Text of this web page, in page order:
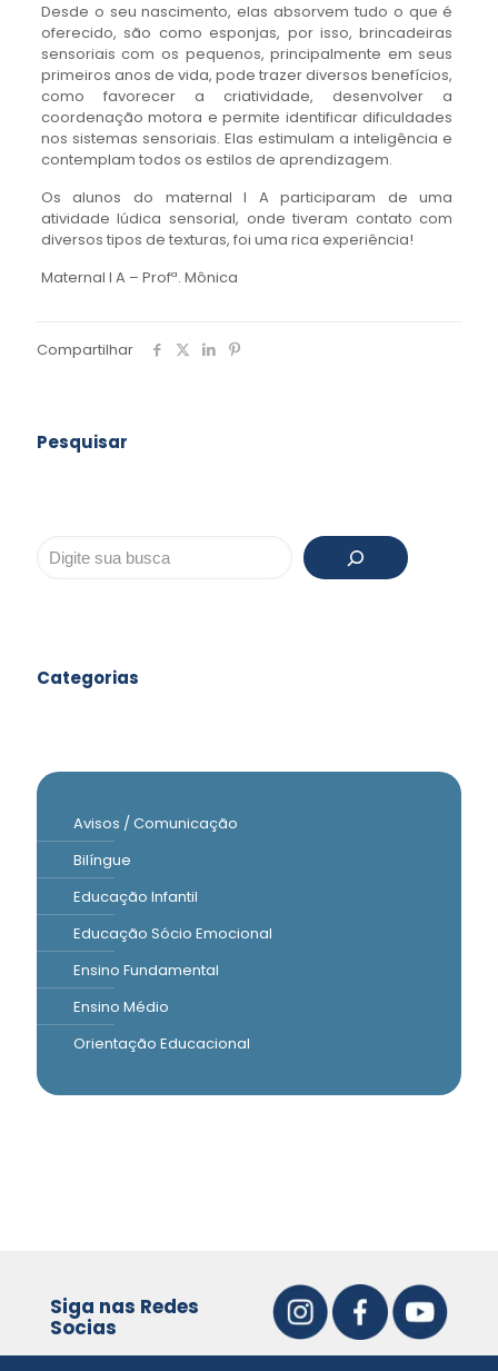
Desde o seu nascimento, elas absorvem tudo o que é
oferecido, são como esponjas, por isso, brincadeiras
sensoriais com os pequenos, principalmente em seus
primeiros anos de vida, pode trazer diversos benefícios,
como favorecer a criatividade, desenvolver a
coordenação motora e permite identificar dificuldades
nos sistemas sensoriais. Elas estimulam a inteligência e
contemplam todos os estilos de aprendizagem.
Os alunos do maternal I A participaram de uma
atividade lúdica sensorial, onde tiveram contato com
diversos tipos de texturas, foi uma rica experiência!
Maternal I A – Profª. Mônica
Compartilhar
Pesquisar
Pesquisar
Categorias
Avisos / Comunicação
Bilíngue
Educação Infantil
Educação Sócio Emocional
Ensino Fundamental
Ensino Médio
Orientação Educacional
Siga nas Redes
Socias